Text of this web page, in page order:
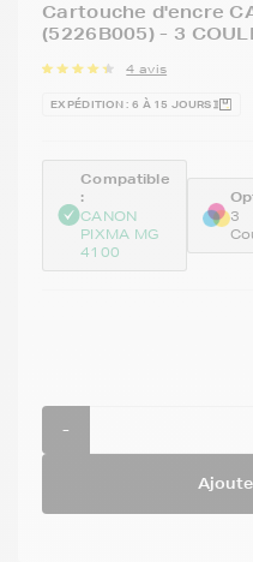
Cartouche d'encre
(5226B005) - 3
4 avis
EXPÉDITION : 6 À 15 JOURS
Compatible
:
CANON
PIXMA MG
4100
3
-